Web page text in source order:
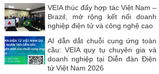
VEIA thúc đẩy hợp tác Việt Nam –
Brazil, mở rộng kết nối doanh
nghiệp điện tử và công nghệ cao
AI dẫn dắt chuỗi cung ứng toàn
cầu: VEIA quy tụ chuyên gia và
doanh nghiệp tại Diễn đàn Điện
tử Việt Nam 2026